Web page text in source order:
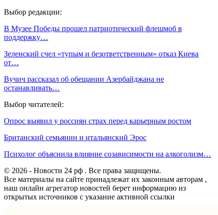
Выбор редакции:
В Музее Победы прошел патриотический флешмоб в
поддержку…
Зеленский счел «тупым и безответственным» отказ Киева
от…
Вучич рассказал об обещании Азербайджана не
останавливать…
Выбор читателей:
Опрос выявил у россиян страх перед карьерным ростом
Британский семьянин и итальянский Эрос
Психолог объяснила влияние созависимости на алкоголизм…
© 2026 - Новости 24 рф . Все права защищены.
Все материалы на сайте принадлежат их законным авторам ,
наш онлайн агрегатор новостей берет информацию из
открытых источников с указание активной ссылки